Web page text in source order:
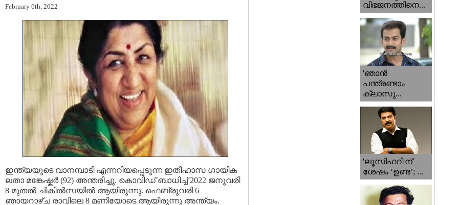
February 6th, 2022
ഇന്ത്യയുടെ വാനമ്പാടി എന്നറിയപ്പെടുന്ന ഇതിഹാസ ഗായിക
ലതാ മങ്കേഷ്കര്‍ (92) അന്തരിച്ചു. കൊവിഡ് ബാധിച്ച് 2022 ജനുവരി
8 മുതൽ ചികില്‍സയില്‍ ആയിരുന്നു. ഫെബ്രുവരി 6
ഞായറാഴ്ച രാവിലെ 8 മണിയോടെ ആയിരുന്നു അന്ത്യം.
വിഭജനത്തിനെ...
'ഞാന്‍
പന്ത്രണ്ടാം
ക്ലാസു...
'ലൂസിഫറി'ന്
ശേഷം ‘ഉണ്ട’; ...